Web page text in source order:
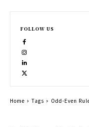
FOLLOW US
Home Tags Odd-Even